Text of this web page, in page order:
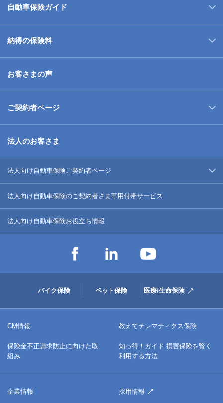
自動車保険ガイド
納得の保険料
お客さまの声
ご契約者ページ
法人のお客さま
法人向け自動車保険ご契約者ページ
法人向け自動車保険のご契約者さま専用付帯サービス
法人向け自動車保険お役立ち情報
バイク保険 ペット保険 医療/生命保険
CM情報 教えてテレマティクス保険
保険金不正請求防止に向けた取
組み
知っ得！ガイド 損害保険を賢く
利用する方法
企業情報 採用情報